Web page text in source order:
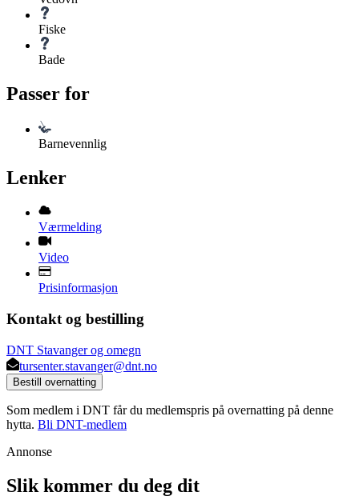
Fiske
Bade
Passer for
Barnevennlig
Lenker
Værmelding
Video
Prisinformasjon
Kontakt og bestilling
DNT Stavanger og omegn
tursenter.stavanger@dnt.no
Bestill overnatting
Som medlem i DNT får du medlemspris på overnatting på denne
hytta. Bli DNT-medlem
Annonse
Slik kommer du deg dit